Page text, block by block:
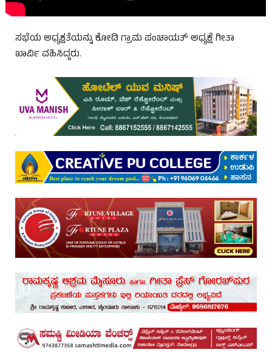
ಸಭೆಯ ಅಧ್ಯಕ್ಷತೆಯನ್ನು ಕೋಡಿ ಗ್ರಾಮ ಪಂಚಾಯತ್ ಅಧ್ಯಕ್ಷೆ ಗೀತಾ
ಖಾರ್ವಿ ವಹಿಸಿದ್ದರು.